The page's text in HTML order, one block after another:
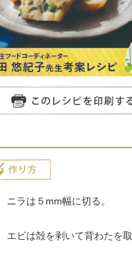
ニラは５mm幅に切る。
エビは殻を剥いて背わたを